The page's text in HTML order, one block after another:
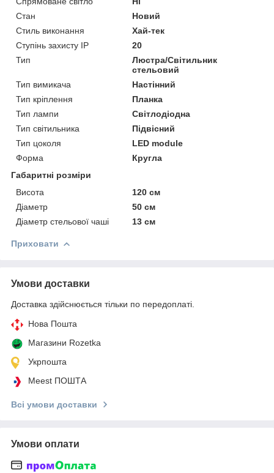
Стан
Новий
Стиль виконання
Хай-тек
Ступінь захисту IP
20
Тип
Люстра/Світильник
стельовий
Тип вимикача
Настінний
Тип кріплення
Планка
Тип лампи
Світлодіодна
Тип світильника
Підвісний
Тип цоколя
LED module
Форма
Кругла
Габаритні розміри
Висота
120 см
Діаметр
50 см
Діаметр стельової чаші
13 см
Приховати
Умови доставки
Доставка здійснюється тільки по передоплаті.
Нова Пошта
Магазини Rozetka
Укрпошта
Meest ПОШТА
Всі умови доставки
Умови оплати